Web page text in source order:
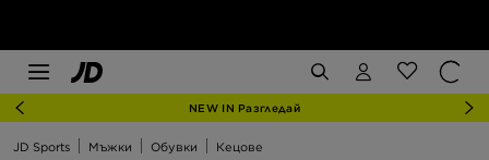
NEW IN Разгледай
JD Sports Мъжки Обувки Кецове